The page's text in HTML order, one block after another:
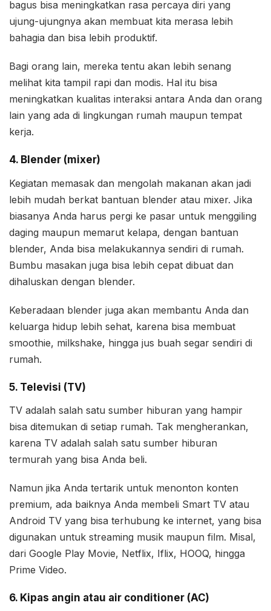
bagus bisa meningkatkan rasa percaya diri yang
ujung-ujungnya akan membuat kita merasa lebih
bahagia dan bisa lebih produktif.
Bagi orang lain, mereka tentu akan lebih senang
melihat kita tampil rapi dan modis. Hal itu bisa
meningkatkan kualitas interaksi antara Anda dan orang
lain yang ada di lingkungan rumah maupun tempat
kerja.
4. Blender (mixer)
Kegiatan memasak dan mengolah makanan akan jadi
lebih mudah berkat bantuan blender atau mixer. Jika
biasanya Anda harus pergi ke pasar untuk menggiling
daging maupun memarut kelapa, dengan bantuan
blender, Anda bisa melakukannya sendiri di rumah.
Bumbu masakan juga bisa lebih cepat dibuat dan
dihaluskan dengan blender.
Keberadaan blender juga akan membantu Anda dan
keluarga hidup lebih sehat, karena bisa membuat
smoothie, milkshake, hingga jus buah segar sendiri di
rumah.
5. Televisi (TV)
TV adalah salah satu sumber hiburan yang hampir
bisa ditemukan di setiap rumah. Tak mengherankan,
karena TV adalah salah satu sumber hiburan
termurah yang bisa Anda beli.
Namun jika Anda tertarik untuk menonton konten
premium, ada baiknya Anda membeli Smart TV atau
Android TV yang bisa terhubung ke internet, yang bisa
digunakan untuk streaming musik maupun film. Misal,
dari Google Play Movie, Netflix, Iflix, HOOQ, hingga
Prime Video.
6. Kipas angin atau air conditioner (AC)